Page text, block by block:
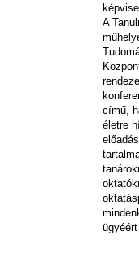
A
című,
életre